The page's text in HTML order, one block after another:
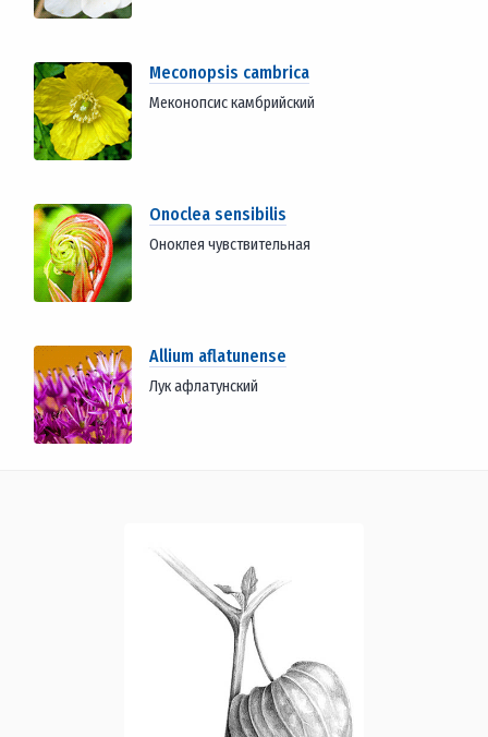
Meconopsis cambrica
Меконопсис камбрийский
Onoclea sensibilis
Оноклея чувствительная
Allium aflatunense
Лук афлатунский